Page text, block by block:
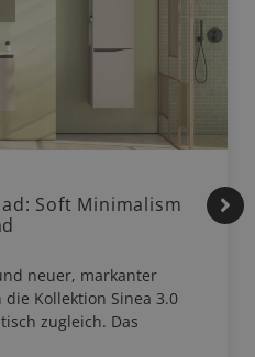
Soft Minimalism
neuer, markanter
Kollektion Sinea 3.0
zugleich. Das